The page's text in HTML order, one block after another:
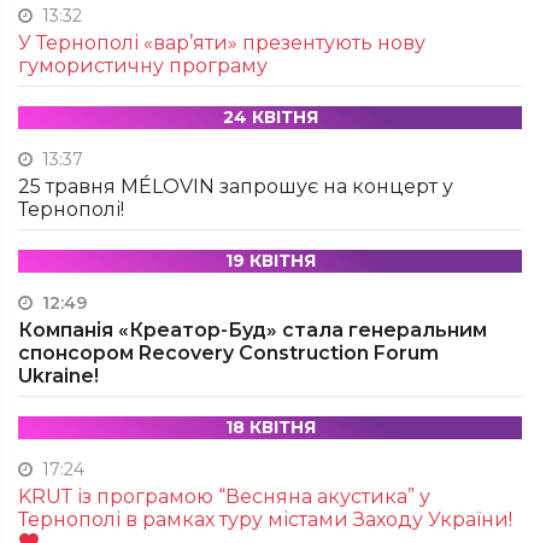
13:32
У Тернополі «вар’яти» презентують нову
гумористичну програму
24 КВІТНЯ
13:37
25 травня MÉLOVIN запрошує на концерт у
Тернополі!
19 КВІТНЯ
12:49
Компанія «Креатор-Буд» стала генеральним
спонсором Recovery Construction Forum
Ukraine!
18 КВІТНЯ
17:24
KRUТ із програмою “Весняна акустика” у
Тернополі в рамках туру містами Заходу України!